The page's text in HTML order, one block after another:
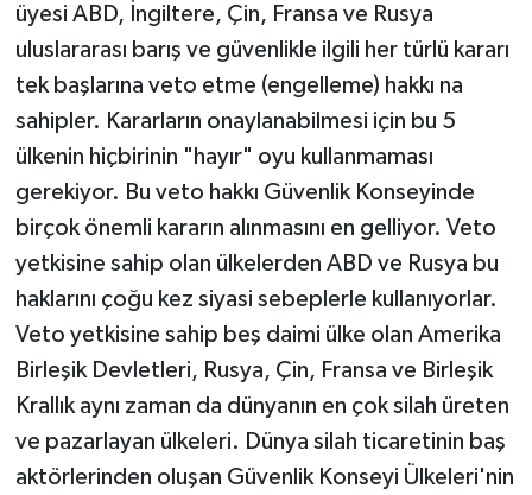
üyesi ABD, İngiltere, Çin, Fransa ve Rusya
uluslararası barış ve güvenlikle ilgili her türlü kararı
tek başlarına veto etme (engelleme) hakkı na
sahipler. Kararların onaylanabilmesi için bu 5
ülkenin hiçbirinin "hayır" oyu kullanmaması
gerekiyor. Bu veto hakkı Güvenlik Konseyinde
birçok önemli kararın alınmasını en gelliyor. Veto
yetkisine sahip olan ülkelerden ABD ve Rusya bu
haklarını çoğu kez siyasi sebeplerle kullanıyorlar.
Veto yetkisine sahip beş daimi ülke olan Amerika
Birleşik Devletleri, Rusya, Çin, Fransa ve Birleşik
Krallık aynı zaman da dünyanın en çok silah üreten
ve pazarlayan ülkeleri. Dünya silah ticaretinin baş
aktörlerinden oluşan Güvenlik Konseyi Ülkeleri'nin